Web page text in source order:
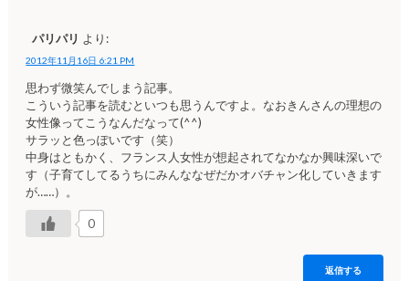
パリパリ より:
2012年11月16日 6:21 PM
思わず微笑んでしまう記事。
こういう記事を読むといつも思うんですよ。なおきんさんの理想の
女性像ってこうなんだなって(^^)
サラッと色っぽいです（笑）
中身はともかく、フランス人女性が想起されてなかなか興味深いで
す（子育てしてるうちにみんななぜだかオバチャン化していきます
が……）。
0
返信する